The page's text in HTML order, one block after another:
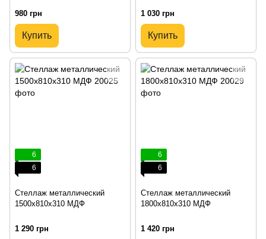
980 грн
Купить
1 030 грн
Купить
6
6
Стеллаж металлический
1500х810х310 МДФ
1 290 грн
6
6
Стеллаж металлический
1800х810х310 МДФ
1 420 грн